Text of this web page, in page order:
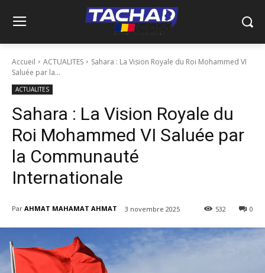
Accueil ACTUALITES
Sahara : La Vision Royale du Roi Mohammed VI
Saluée par la...
ACTUALITES
Sahara : La Vision Royale du
Roi Mohammed VI Saluée par
la Communauté
Internationale
Par AHMAT MAHAMAT AHMAT 3 novembre 2025 0
532